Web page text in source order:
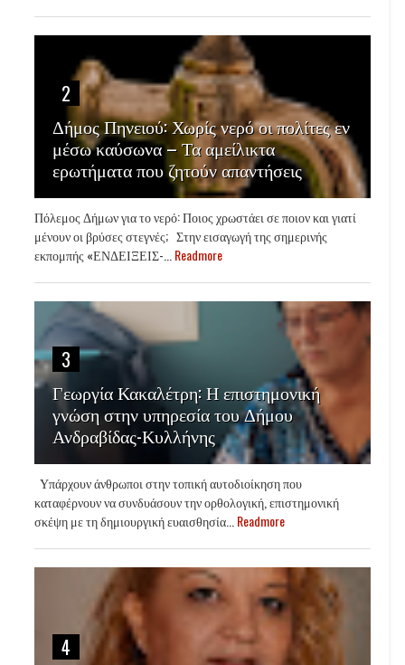
2
Δήμος Πηνειού: Χωρίς νερό οι πολίτες εν
μέσω καύσωνα – Τα αμείλικτα
ερωτήματα που ζητούν απαντήσεις
Πόλεμος Δήμων για το νερό: Ποιος χρωστάει σε ποιον και γιατί
μένουν οι βρύσες στεγνές; Στην εισαγωγή της σημερινής
εκπομπής «ΕΝΔΕΙΞΕΙΣ-... Readmore
3
Γεωργία Κακαλέτρη: Η επιστημονική
γνώση στην υπηρεσία του Δήμου
Ανδραβίδας-Κυλλήνης
Υπάρχουν άνθρωποι στην τοπική αυτοδιοίκηση που
καταφέρνουν να συνδυάσουν την ορθολογική, επιστημονική
σκέψη με τη δημιουργική ευαισθησία... Readmore
4